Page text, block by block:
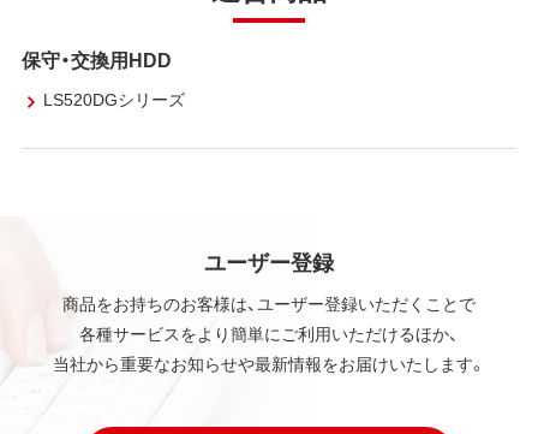
保守・交換用HDD
LS520DGシリーズ
ユーザー登録
商品をお持ちのお客様は、ユーザー登録いただくことで
各種サービスをより簡単にご利用いただけるほか、
当社から重要なお知らせや最新情報をお届けいたします。